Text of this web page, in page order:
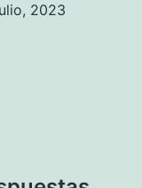
2023